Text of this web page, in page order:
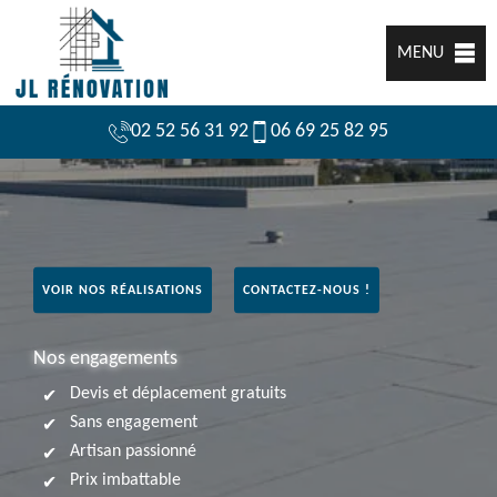
MENU
02 52 56 31 92 06 69 25 82 95
VOIR NOS RÉALISATIONS CONTACTEZ-NOUS !
Nos engagements
Devis et déplacement gratuits
Sans engagement
Artisan passionné
Prix imbattable